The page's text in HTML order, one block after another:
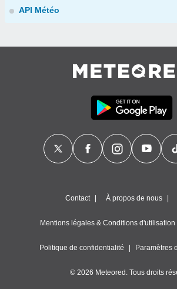
API Météo
Contact À propos de nous
Mentions légales & Conditions d'utilisation
Politique de confidentialité Paramètres
© 2026 Meteored. Tous droits